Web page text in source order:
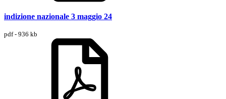
indizione nazionale 3 maggio 24
pdf - 936 kb